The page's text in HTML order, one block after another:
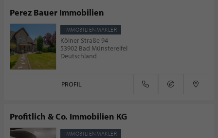
Perez Bauer Immobilien
IMMOBILIENMAKLER
Kölner Straße 94
53902 Bad Münstereifel
Deutschland
PROFIL
Profitlich & Co. Immobilien KG
IMMOBILIENMAKLER